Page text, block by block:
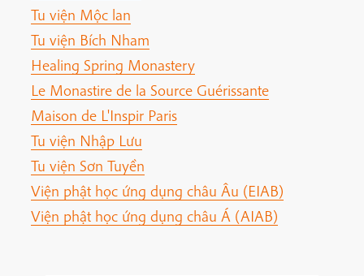
Tu viện Mộc lan
Tu viện Bích Nham
Healing Spring Monastery
Le Monastire de la Source Guérissante
Maison de L'Inspir Paris
Tu viện Nhập Lưu
Tu viện Sơn Tuyền
Viện phật học ứng dụng châu Âu (EIAB)
Viện phật học ứng dụng châu Á (AIAB)